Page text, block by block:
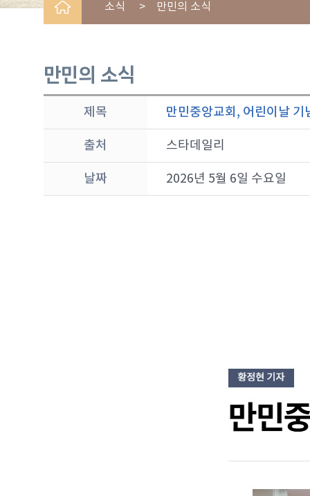
소식 > 만민의 소식
만민의 소식
제목 만민중앙교회, 어린이날 기
출처 스타데일리
날짜 2026년 5월 6일 수요일